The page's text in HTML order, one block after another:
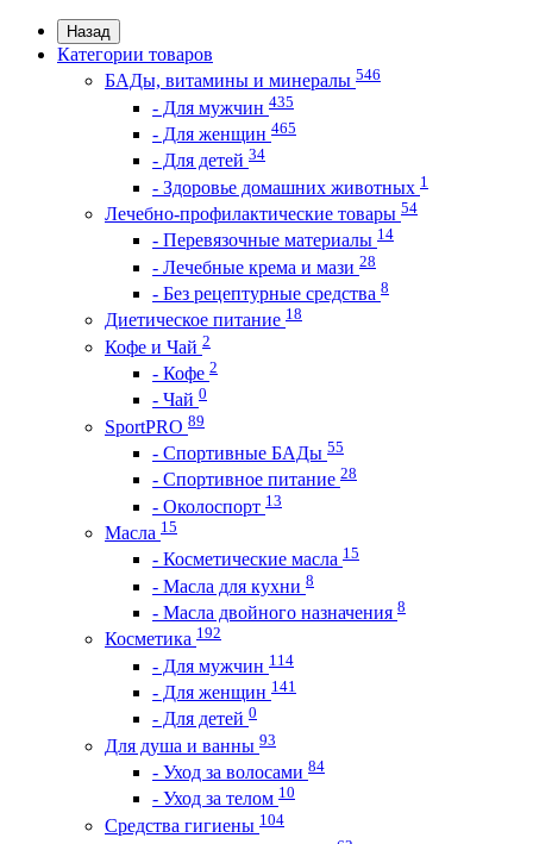
Назад
Категории товаров
БАДы, витамины и минералы 546
- Для мужчин 435
- Для женщин 465
- Для детей 34
- Здоровье домашних животных 1
Лечебно-профилактические товары 54
- Перевязочные материалы 14
- Лечебные крема и мази 28
- Без рецептурные средства 8
Диетическое питание 18
Кофе и Чай 2
- Кофе 2
- Чай 0
SportPRO 89
- Спортивные БАДы 55
- Спортивное питание 28
- Околоспорт 13
Масла 15
- Косметические масла 15
- Масла для кухни 8
- Масла двойного назначения 8
Косметика 192
- Для мужчин 114
- Для женщин 141
- Для детей 0
Для душа и ванны 93
- Уход за волосами 84
- Уход за телом 10
Средства гигиены 104